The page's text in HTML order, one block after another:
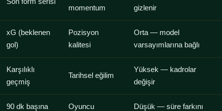
momentum
gizlenir
xG (beklenen
gol)
Pozisyon
kalitesi
Orta — model
varsayımlarına bağlı
Karşılıklı
geçmiş
Tarihsel eğilim
Yüksek — kadrolar
değişir
90 dk başına
Oyuncu
Düşük — süre farkını